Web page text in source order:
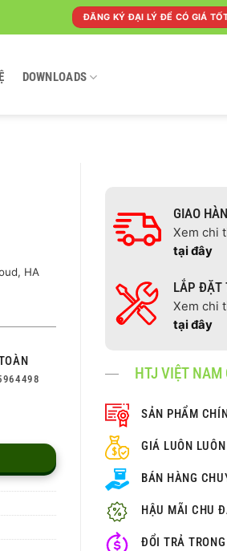
ĐĂNG KÝ ĐẠI LÝ ĐỂ CÓ GIÁ
DOWNLOADS
GIAO
Xem chi
tại đây
LẮP ĐẶT
Xem chi
tại đây
HTJ VIỆT NAM
SẢN PHẨM
GIÁ LUÔN
BÁN HÀNG
HẬU MÃI CHU
ĐỔI TRẢ
HA